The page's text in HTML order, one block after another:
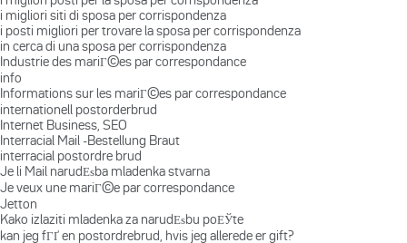
i migliori siti di sposa per corrispondenza
i posti migliori per trovare la sposa per corrispondenza
in cerca di una sposa per corrispondenza
Industrie des mariГ©es par correspondance
info
Informations sur les mariГ©es par correspondance
internationell postorderbrud
Internet Business, SEO
Interracial Mail -Bestellung Braut
interracial postordre brud
Je li Mail narudЕѕba mladenka stvarna
Je veux une mariГ©e par correspondance
Jetton
Kako izlaziti mladenka za narudЕѕbu poЕЎte
kan jeg fГҐ en postordrebrud, hvis jeg allerede er gift?